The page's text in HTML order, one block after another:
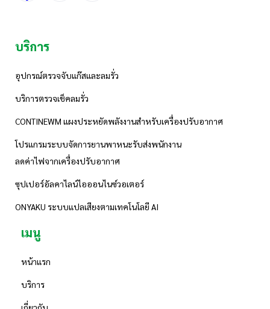
บริการ
อุปกรณ์ตรวจจับแก๊สและลมรั่ว
บริการตรวจเช็คลมรั่ว
CONTINEWM แผงประหยัดพลังงานสำหรับเครื่องปรับอากาศ
โปรแกรมระบบจัดการยานพาหนะรับส่งพนักงาน
ลดค่าไฟจากเครื่องปรับอากาศ
ซุปเปอร์อัลคาไลน์ไอออนไนซ์วอเตอร์
ONYAKU ระบบแปลเสียงตามเทคโนโลยี AI
เมนู
หน้าแรก
บริการ